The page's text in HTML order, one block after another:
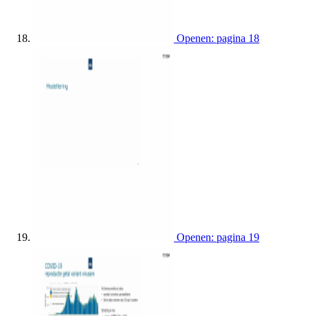
Openen: pagina 18
Openen: pagina 19